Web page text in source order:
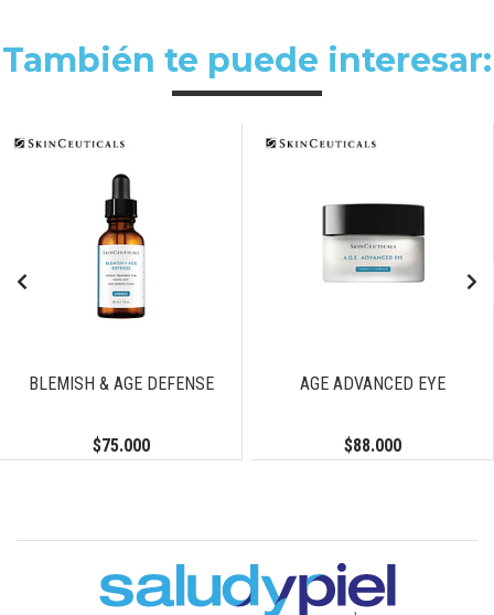
También te puede interesar:
BLEMISH & AGE DEFENSE
$75.000
AGE ADVANCED EYE
$88.000